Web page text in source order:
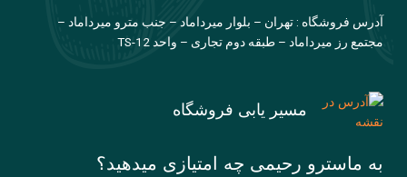
آدرس فروشگاه : تهران – بلوار میرداماد – جنب مترو میرداماد –
مجتمع رز میرداماد – طبقه دوم تجاری – واحد TS-12
مسیر یابی فروشگاه
به ماسترو رحیمی چه امتیازی میدهید؟